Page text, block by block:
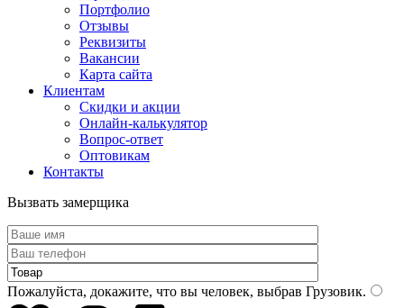
Портфолио
Отзывы
Реквизиты
Вакансии
Карта сайта
Клиентам
Скидки и акции
Онлайн-калькулятор
Вопрос-ответ
Оптовикам
Контакты
Вызвать замерщика
Пожалуйста, докажите, что вы человек, выбрав Грузовик.